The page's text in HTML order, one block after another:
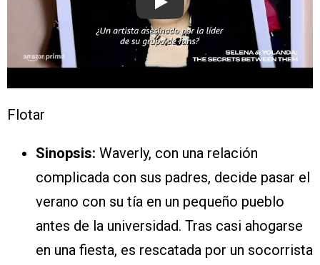
Play
Flotar
Sinopsis: Waverly, con una relación
complicada con sus padres, decide pasar el
verano con su tía en un pequeño pueblo
antes de la universidad. Tras casi ahogarse
en una fiesta, es rescatada por un socorrista